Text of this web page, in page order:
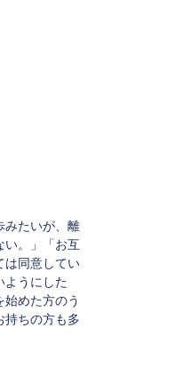
みたいが、離
い。」「お互
は同意してい
ようにした
始めた方のう
持ちの方も多